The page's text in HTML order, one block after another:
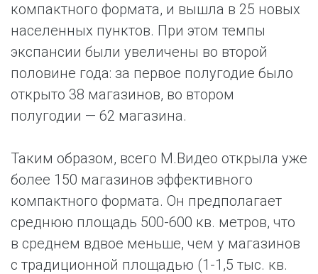
компактного формата, и вышла в 25 новых
населенных пунктов. При этом темпы
экспансии были увеличены во второй
половине года: за первое полугодие было
открыто 38 магазинов, во втором
полугодии — 62 магазина.
Таким образом, всего М.Видео открыла уже
более 150 магазинов эффективного
компактного формата. Он предполагает
среднюю площадь 500-600 кв. метров, что
в среднем вдвое меньше, чем у магазинов
с традиционной площадью (1-1,5 тыс. кв.